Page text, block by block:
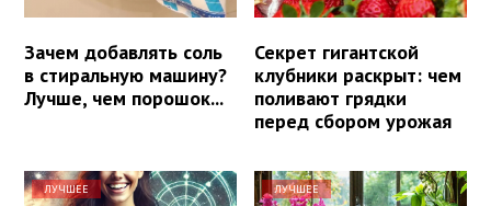
Зачем добавлять соль
в стиральную машину?
Лучше, чем порошок...
Секрет гигантской
клубники раскрыт: чем
поливают грядки
перед сбором урожая
ЛУЧШЕЕ ЛУЧШЕЕ